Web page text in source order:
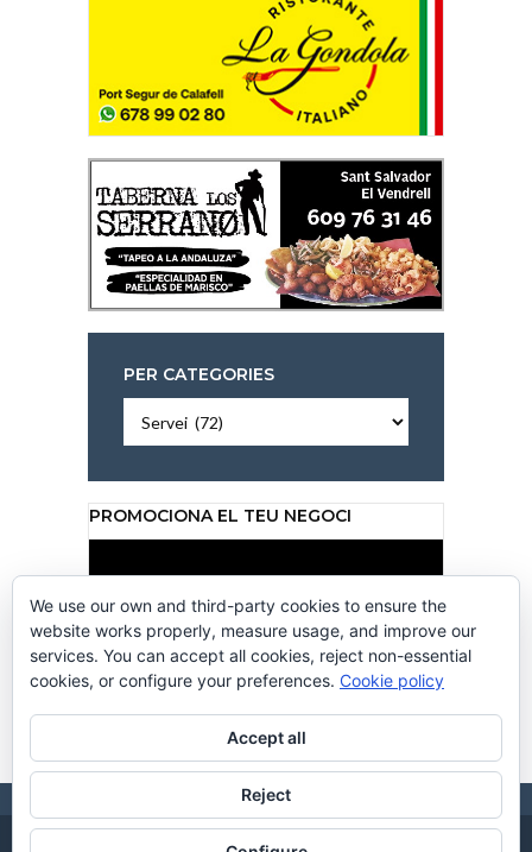
PER CATEGORIES
categories
PROMOCIONA EL TEU NEGOCI
de
vídeo
We use our own and third-party cookies to ensure the
website works properly, measure usage, and improve our
services. You can accept all cookies, reject non-essential
cookies, or configure your preferences. Cookie policy
Accept all
Reject